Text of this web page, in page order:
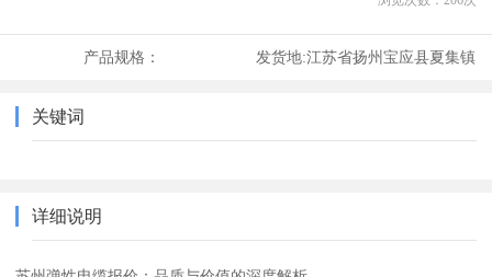
产品规格： 发货地:江苏省扬州宝应县夏集镇
关键词
详细说明